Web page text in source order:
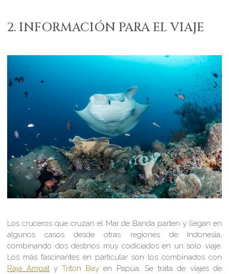
2. INFORMACIÓN PARA EL VIAJE
Los cruceros que cruzan el Mar de Banda parten y llegan en
algunos casos desde otras regiones de Indonesia,
combinando dos destinos muy codiciados en un solo viaje.
Los más fascinantes en particular son los combinados con
Raja AmpatyTriton Bayen Papúa. Se trata de viajes de